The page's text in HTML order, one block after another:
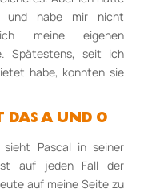
und habe mir nicht
meine eigenen
Spätestens, seit ich
habe, konnten sie
DAS A UND O
sieht Pascal in seiner
ist auf jeden Fall der
auf meine Seite zu